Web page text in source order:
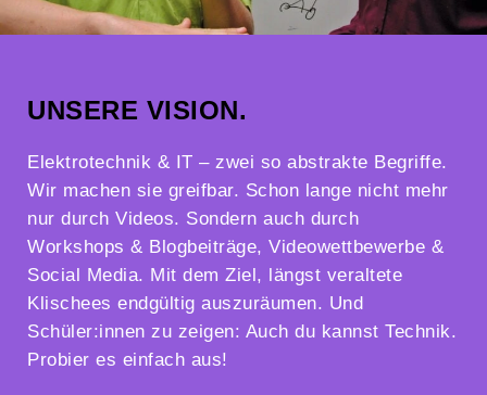
UNSERE VISION.
Elektrotechnik & IT – zwei so abstrakte Begriffe.
Wir machen sie greifbar. Schon lange nicht mehr
nur durch Videos. Sondern auch durch
Workshops & Blogbeiträge, Videowettbewerbe &
Social Media. Mit dem Ziel, längst veraltete
Klischees endgültig auszuräumen. Und
Schüler:innen zu zeigen: Auch du kannst Technik.
Probier es einfach aus!